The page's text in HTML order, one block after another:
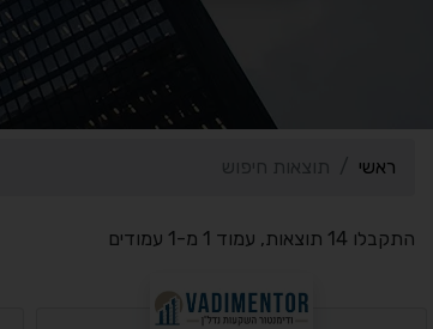
ראשי תוצאות חיפוש
התקבלו 14 תוצאות, עמוד 1 מ-1 עמודים